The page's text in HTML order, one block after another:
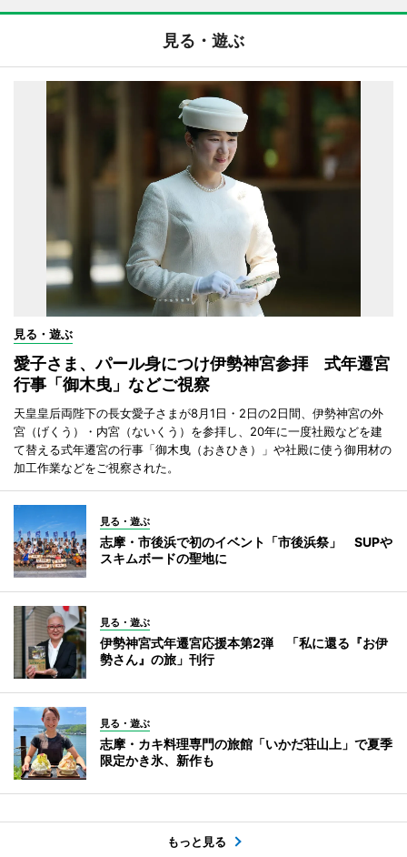
見る・遊ぶ
見る・遊ぶ
愛子さま、パール身につけ伊勢神宮参拝 式年遷宮
行事「御木曳」などご視察
天皇皇后両陛下の長女愛子さまが8月1日・2日の2日間、伊勢神宮の外
宮（げくう）・内宮（ないくう）を参拝し、20年に一度社殿などを建
て替える式年遷宮の行事「御木曳（おきひき）」や社殿に使う御用材の
加工作業などをご視察された。
見る・遊ぶ
志摩・市後浜で初のイベント「市後浜祭」 SUPや
スキムボードの聖地に
見る・遊ぶ
伊勢神宮式年遷宮応援本第2弾 「私に還る『お伊
勢さん』の旅」刊行
見る・遊ぶ
志摩・カキ料理専門の旅館「いかだ荘山上」で夏季
限定かき氷、新作も
もっと見る